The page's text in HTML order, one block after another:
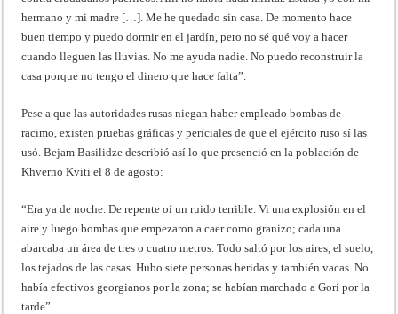
hermano y mi madre […]. Me he quedado sin casa. De momento hace
buen tiempo y puedo dormir en el jardín, pero no sé qué voy a hacer
cuando lleguen las lluvias. No me ayuda nadie. No puedo reconstruir la
casa porque no tengo el dinero que hace falta”.
Pese a que las autoridades rusas niegan haber empleado bombas de
racimo, existen pruebas gráficas y periciales de que el ejército ruso sí las
usó. Bejam Basilidze describió así lo que presenció en la población de
Khverno Kviti el 8 de agosto:
“Era ya de noche. De repente oí un ruido terrible. Vi una explosión en el
aire y luego bombas que empezaron a caer como granizo; cada una
abarcaba un área de tres o cuatro metros. Todo saltó por los aires, el suelo,
los tejados de las casas. Hubo siete personas heridas y también vacas. No
había efectivos georgianos por la zona; se habían marchado a Gori por la
tarde”.